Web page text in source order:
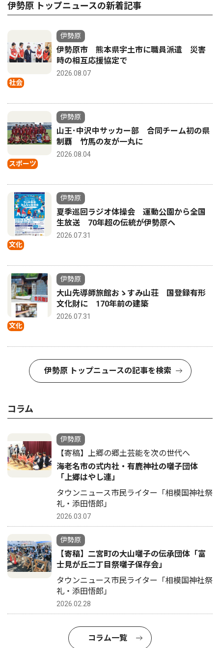
伊勢原 トップニュースの新着記事
社会
伊勢原
伊勢原市 熊本県宇土市に職員派遣 災害
時の相互応援協定で
2026.08.07
スポーツ
伊勢原
山王･中沢中サッカー部 合同チーム初の県
制覇 竹馬の友が一丸に
2026.08.04
文化
伊勢原
夏季巡回ラジオ体操会 運動公園から全国
生放送 70年超の伝統が伊勢原へ
2026.07.31
文化
伊勢原
大山先導師旅館おゝすみ山荘 国登録有形
文化財に 170年前の建築
2026.07.31
伊勢原 トップニュースの記事を検索
コラム
伊勢原
【寄稿】上郷の郷土芸能を次の世代へ
海老名市の式内社・有鹿神社の囃子団体
「上郷はやし連」
タウンニュース市民ライター「相模国神社祭
礼・添田悟郎」
2026.03.07
伊勢原
【寄稿】二宮町の大山囃子の伝承団体「富
士見が丘二丁目祭囃子保存会」
タウンニュース市民ライター「相模国神社祭
礼・添田悟郎」
2026.02.28
コラム一覧